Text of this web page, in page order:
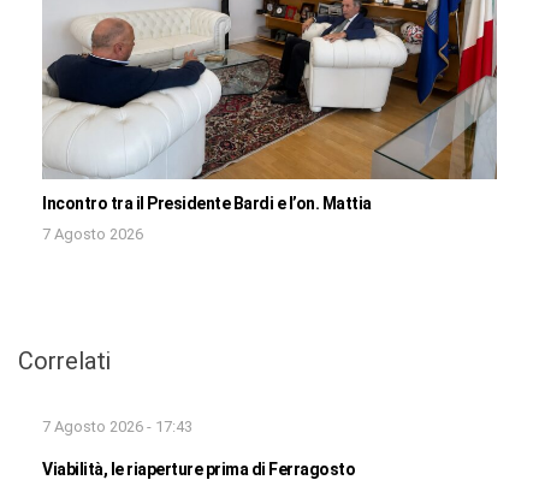
Incontro tra il Presidente Bardi e l’on. Mattia
7 Agosto 2026
Correlati
7 Agosto 2026 - 17:43
Viabilità, le riaperture prima di Ferragosto